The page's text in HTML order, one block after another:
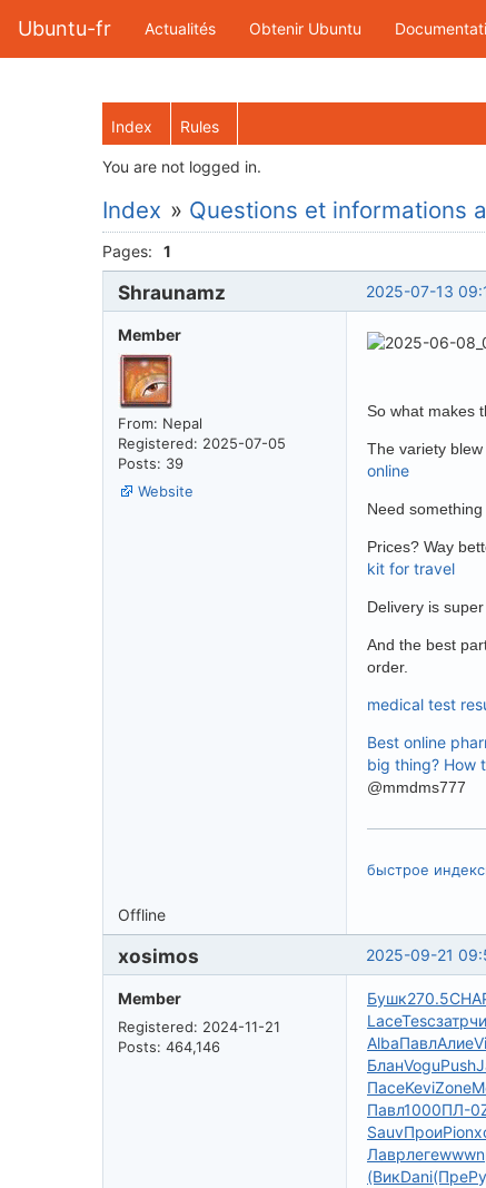
Ubuntu-fr Actualités Obtenir Ubuntu
Index Rules
You are not logged in.
Index » Questions et informations
Pages: 1
2025-07-13
Shraunamz
Member
From: Nepal
Registered: 2025-07-05
Posts: 39
Website
So what makes
The variety
online
Need
Prices? Way
kit for travel
Delivery is
And the best
order.
medical test
Best online
big thing? How
@mmdms777
быстрое
Offline
2025-09-21
xosimos
Member
Registered: 2024-11-21
Posts: 464,146
Бушк270.5
LaceTescзатр
AlbaПавлАлие
БланVoguPush
ПасеKeviZone
Павл1000ПЛ-0
SauvПроиPion
Лаврлегеwwwn
(ВикDani(Пре